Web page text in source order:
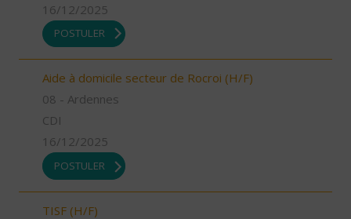
16/12/2025
POSTULER
Aide à domicile secteur de Rocroi (H/F)
08 - Ardennes
CDI
16/12/2025
POSTULER
TISF (H/F)